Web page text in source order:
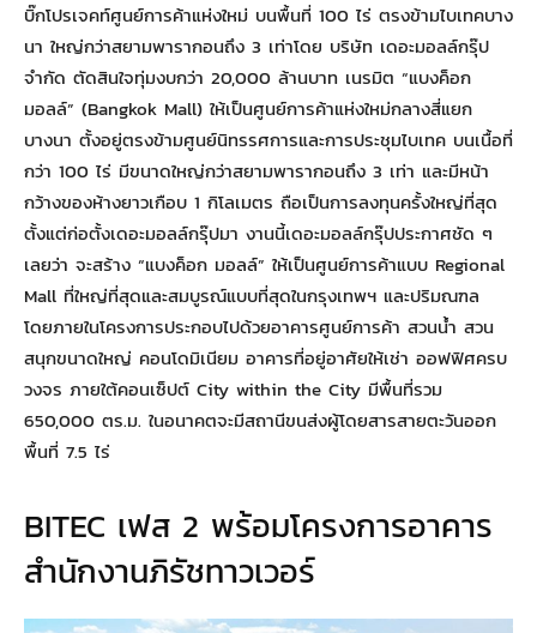
บิ๊กโปรเจคท์ศูนย์การค้าแห่งใหม่ บนพื้นที่ 100 ไร่ ตรงข้ามไบเทคบาง
นา ใหญ่กว่าสยามพารากอนถึง 3 เท่าโดย บริษัท เดอะมอลล์กรุ๊ป
จำกัด ตัดสินใจทุ่มงบกว่า 20,000 ล้านบาท เนรมิต “แบงค็อก
มอลล์” (Bangkok Mall) ให้เป็นศูนย์การค้าแห่งใหม่กลางสี่แยก
บางนา ตั้งอยู่ตรงข้ามศูนย์นิทรรศการและการประชุมไบเทค บนเนื้อที่
กว่า 100 ไร่ มีขนาดใหญ่กว่าสยามพารากอนถึง 3 เท่า และมีหน้า
กว้างของห้างยาวเกือบ 1 กิโลเมตร ถือเป็นการลงทุนครั้งใหญ่ที่สุด
ตั้งแต่ก่อตั้งเดอะมอลล์กรุ๊ปมา งานนี้เดอะมอลล์กรุ๊ปประกาศชัด ๆ
เลยว่า จะสร้าง “แบงค็อก มอลล์” ให้เป็นศูนย์การค้าแบบ Regional
Mall ที่ใหญ่ที่สุดและสมบูรณ์แบบที่สุดในกรุงเทพฯ และปริมณฑล
โดยภายในโครงการประกอบไปด้วยอาคารศูนย์การค้า สวนน้ำ สวน
สนุกขนาดใหญ่ คอนโดมิเนียม อาคารที่อยู่อาศัยให้เช่า ออฟฟิศครบ
วงจร ภายใต้คอนเซ็ปต์ City within the City มีพื้นที่รวม
650,000 ตร.ม. ในอนาคตจะมีสถานีขนส่งผู้โดยสารสายตะวันออก
พื้นที่ 7.5 ไร่
BITEC เฟส 2 พร้อมโครงการอาคาร
สำนักงานภิรัชทาวเวอร์